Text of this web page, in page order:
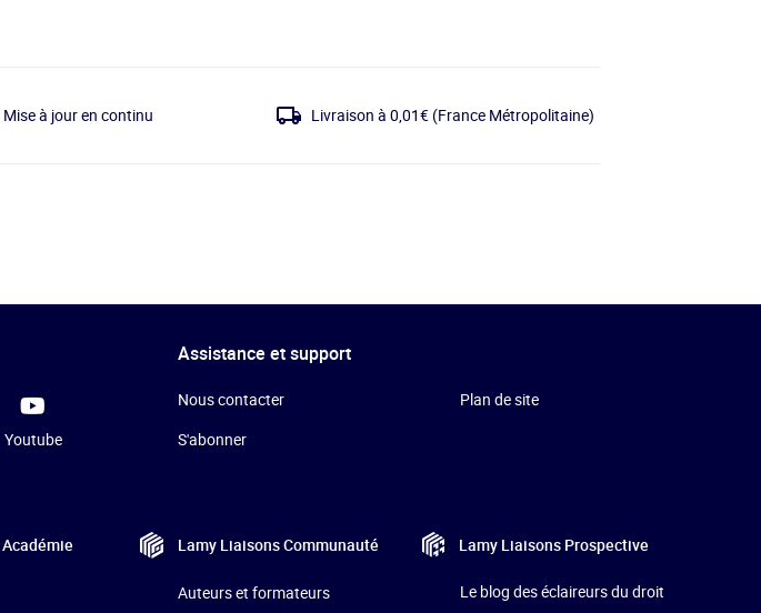
Mise à jour en continu Livraison à 0,01€ (France Métropolitaine)
Youtube
Assistance et support
Nous contacter
S'abonner
Plan de site
Académie Lamy LiaisonsCommunauté
Auteurs et formateurs
Lamy Liaisons Prospective
Le blog des éclaireurs du droit